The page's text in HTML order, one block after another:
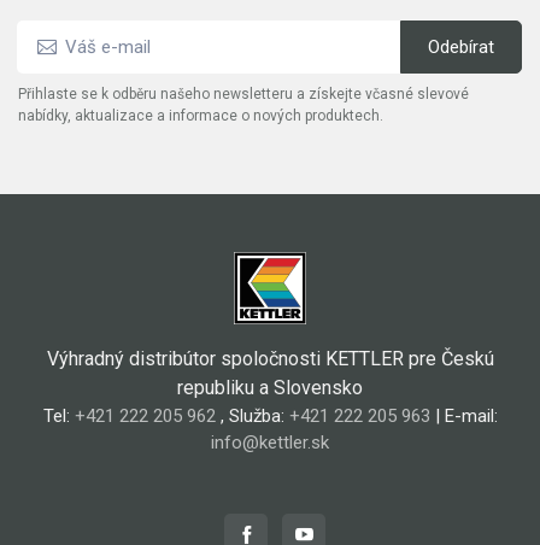
Přihlaste se k odběru našeho newsletteru a získejte včasné slevové
nabídky, aktualizace a informace o nových produktech.
Výhradný distribútor spoločnosti KETTLER pre Českú
republiku a Slovensko
Tel: +421 222 205 962, Služba: +421 222 205 963 | E-mail:
info@kettler.sk